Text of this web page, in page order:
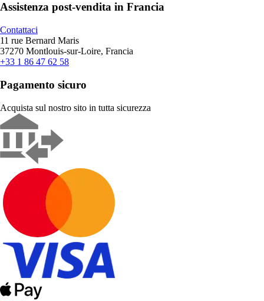
Assistenza post-vendita in Francia
Contattaci
11 rue Bernard Maris
37270 Montlouis-sur-Loire, Francia
+33 1 86 47 62 58
Pagamento sicuro
Acquista sul nostro sito in tutta sicurezza